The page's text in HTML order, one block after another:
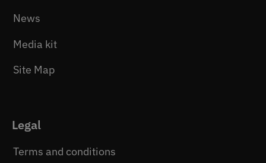
News
Media kit
Site Map
Legal
Terms and conditions